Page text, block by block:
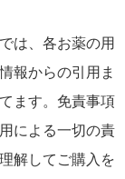
は、各お薬の用
報からの引用ま
ます。免責事項
による一切の責
解してご購入を